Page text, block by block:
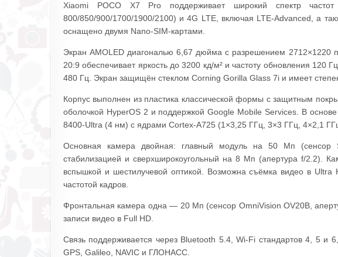
Xiaomi POCO X7 Pro поддерживает широкий спектр
800/850/900/1700/1900/2100) и 4G LTE, включая LTE-Advanced, а
оснащено двумя Nano-SIM-картами.
Экран AMOLED диагональю 6,67 дюйма с разрешением 2712×1220
20:9 обеспечивает яркость до 3200 кд/м² и частоту обновления 120
480 Гц. Экран защищён стеклом Corning Gorilla Glass 7i и имеет
Корпус выполнен из пластика классической формы с защитным
оболочкой HyperOS 2 и поддержкой Google Mobile Services. В
8400-Ultra (4 нм) с ядрами Cortex-A725 (1×3,25 ГГц, 3×3 ГГц, 4×2,1
Основная камера двойная: главный модуль на 50 Мп (сенсор
стабилизацией и сверхширокоугольный на 8 Мп (апертура f/2.2).
вспышкой и шестилучевой оптикой. Возможна съёмка видео в
частотой кадров.
Фронтальная камера одна — 20 Мп (сенсор OmniVision OV20B,
записи видео в Full HD.
Связь поддерживается через Bluetooth 5.4, Wi-Fi стандартов 4, 5 и
GPS, Galileo, NAVIC и ГЛОНАСС.